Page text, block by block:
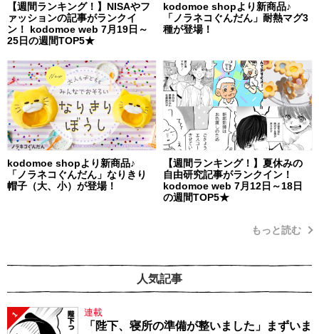
【週間ランキング！】NISAやフ
ァッションの記事がランクイ
ン！ kodomoe web 7月19日～
25日の週間TOP5★
kodomoe shopより新商品♪
「ノラネコぐんだん」耐熱マグ3
種が登場！
kodomoe shopより新商品♪
「ノラネコぐんだん」なりきり
帽子（大、小）が登場！
【週間ランキング！】夏休みの
自由研究記事がランクイン！
kodomoe web 7月12日～18日
の週間TOP5★
もっと読む
人気記事
1 連載
「陛下、寝所の準備が整いました」まずいま